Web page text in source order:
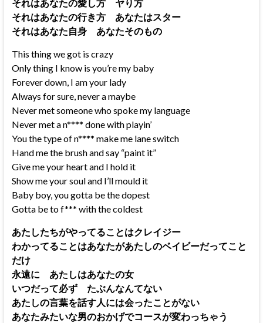
それはあなたの愛し方 ヤり方
それはあなたの行き方 あなたはスター
それはあなた自身 あなたそのもの
This thing we got is crazy
Only thing I know is you’re my baby
Forever down, I am your lady
Always for sure, never a maybe
Never met someone who spoke my language
Never met a n**** done with playin’
You the type of n**** make me lane switch
Hand me the brush and say “paint it”
Give me your heart and I hold it
Show me your soul and I’ll mould it
Baby boy, you gotta be the dopest
Gotta be to f*** with the coldest
あたしたちがやってることはクレイジー
わかってることはあなたがあたしのベイビーだってこと
だけ
永遠に あたしはあなたの女
いつだって必ず たぶんなんてない
あたしの言葉を話す人には会ったことがない
あなたみたいな男のおかげでコースが変わっちゃう